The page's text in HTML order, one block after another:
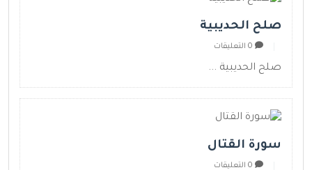
صلح الحديبية
صلح الحديبية ...
سورة القتال